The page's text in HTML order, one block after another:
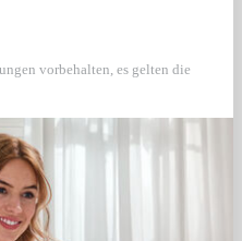
vorbehalten, es gelten die